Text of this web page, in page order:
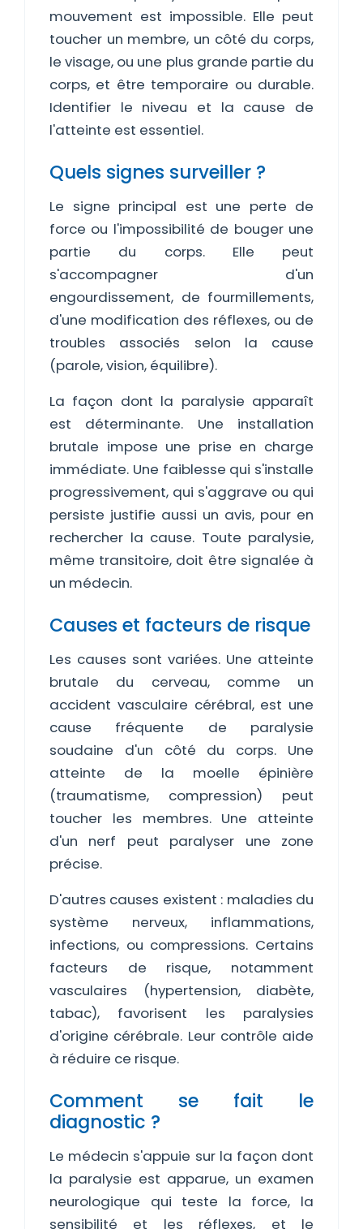
mouvement est impossible. Elle peut
toucher un membre, un côté du corps,
le visage, ou une plus grande partie du
corps, et être temporaire ou durable.
Identifier le niveau et la cause de
l'atteinte est essentiel.
Quels signes surveiller ?
Le signe principal est une perte de
force ou l'impossibilité de bouger une
partie du corps. Elle peut
s'accompagner d'un
engourdissement, de fourmillements,
d'une modification des réflexes, ou de
troubles associés selon la cause
(parole, vision, équilibre).
La façon dont la paralysie apparaît
est déterminante. Une installation
brutale impose une prise en charge
immédiate. Une faiblesse qui s'installe
progressivement, qui s'aggrave ou qui
persiste justifie aussi un avis, pour en
rechercher la cause. Toute paralysie,
même transitoire, doit être signalée à
un médecin.
Causes et facteurs de risque
Les causes sont variées. Une atteinte
brutale du cerveau, comme un
accident vasculaire cérébral, est une
cause fréquente de paralysie
soudaine d'un côté du corps. Une
atteinte de la moelle épinière
(traumatisme, compression) peut
toucher les membres. Une atteinte
d'un nerf peut paralyser une zone
précise.
D'autres causes existent : maladies du
système nerveux, inflammations,
infections, ou compressions. Certains
facteurs de risque, notamment
vasculaires (hypertension, diabète,
tabac), favorisent les paralysies
d'origine cérébrale. Leur contrôle aide
à réduire ce risque.
Comment se fait le
diagnostic ?
Le médecin s'appuie sur la façon dont
la paralysie est apparue, un examen
neurologique qui teste la force, la
sensibilité et les réflexes, et le